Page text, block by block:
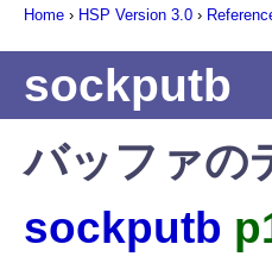
Home › HSP Version 3.0 ›
sockputb
バッファの
sockputb